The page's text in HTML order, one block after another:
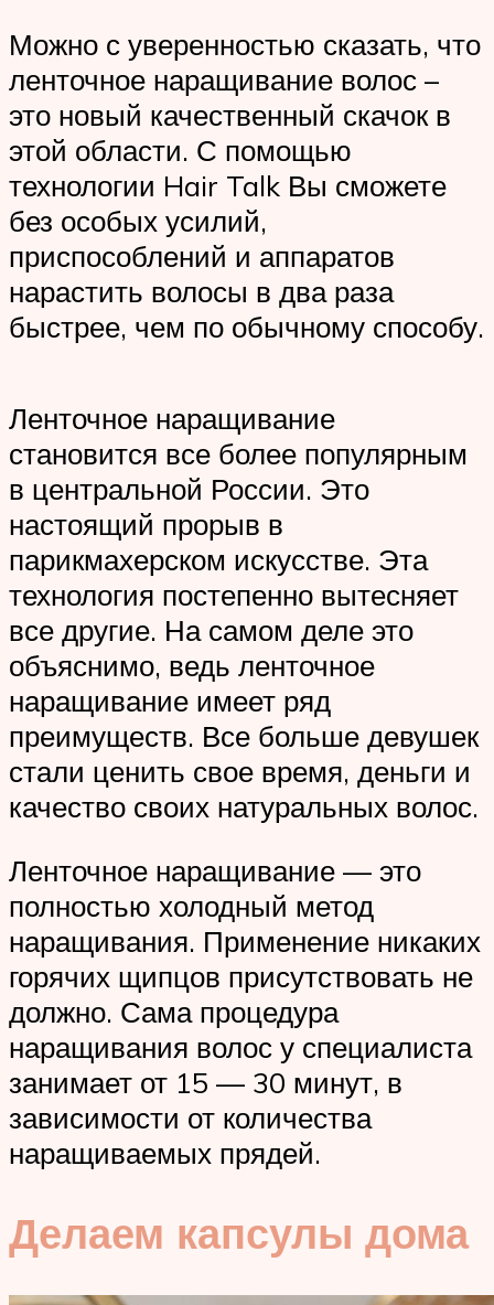
Можно с уверенностью сказать, что
ленточное наращивание волос –
это новый качественный скачок в
этой области. С помощью
технологии Hair Talk Вы сможете
без особых усилий,
приспособлений и аппаратов
нарастить волосы в два раза
быстрее, чем по обычному способу.
Ленточное наращивание
становится все более популярным
в центральной России. Это
настоящий прорыв в
парикмахерском искусстве. Эта
технология постепенно вытесняет
все другие. На самом деле это
объяснимо, ведь ленточное
наращивание имеет ряд
преимуществ. Все больше девушек
стали ценить свое время, деньги и
качество своих натуральных волос.
Ленточное наращивание — это
полностью холодный метод
наращивания. Применение никаких
горячих щипцов присутствовать не
должно. Сама процедура
наращивания волос у специалиста
занимает от 15 — 30 минут, в
зависимости от количества
наращиваемых прядей.
Делаем капсулы дома